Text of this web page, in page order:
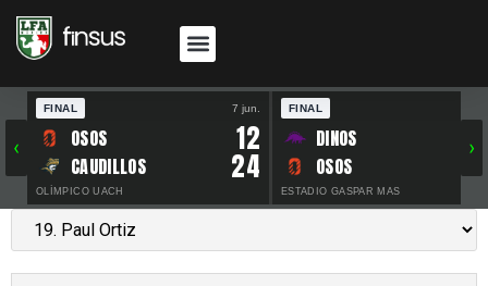
‹
FINAL 7 jun.
OSOS 12
CAUDILLOS 24
OLÍMPICO UACH
FINAL
DINOS
OSOS
ESTADIO GASPAR MAS
›